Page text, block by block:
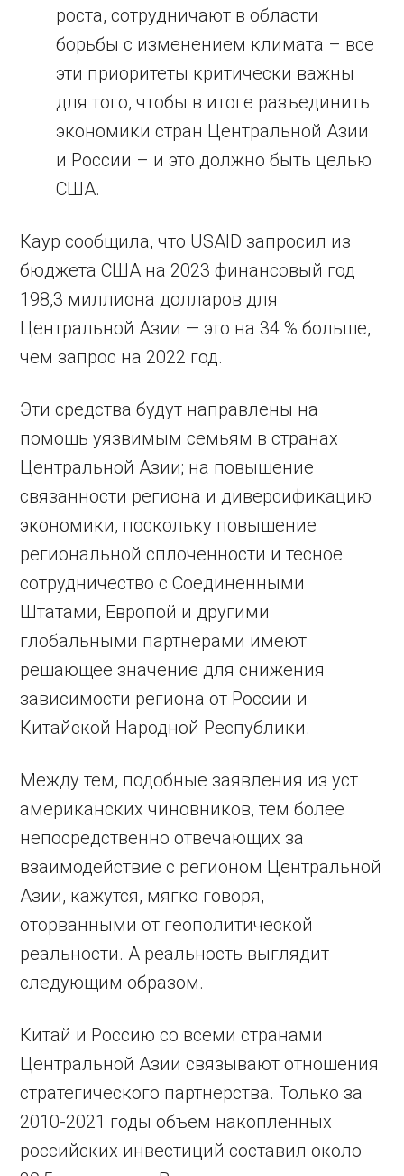
роста, сотрудничают в области
борьбы с изменением климата – все
эти приоритеты критически важны
для того, чтобы в итоге разъединить
экономики стран Центральной Азии
и России – и это должно быть целью
США.
Каур сообщила, что USAID запросил из
бюджета США на 2023 финансовый год
198,3 миллиона долларов для
Центральной Азии — это на 34 % больше,
чем запрос на 2022 год.
Эти средства будут направлены на
помощь уязвимым семьям в странах
Центральной Азии; на повышение
связанности региона и диверсификацию
экономики, поскольку повышение
региональной сплоченности и тесное
сотрудничество с Соединенными
Штатами, Европой и другими
глобальными партнерами имеют
решающее значение для снижения
зависимости региона от России и
Китайской Народной Республики.
Между тем, подобные заявления из уст
американских чиновников, тем более
непосредственно отвечающих за
взаимодействие с регионом Центральной
Азии, кажутся, мягко говоря,
оторванными от геополитической
реальности. А реальность выглядит
следующим образом.
Китай и Россию со всеми странами
Центральной Азии связывают отношения
стратегического партнерства. Только за
2010-2021 годы объем накопленных
российских инвестиций составил около